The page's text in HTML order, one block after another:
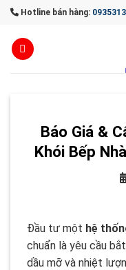
Skip
content
Hotline bán hàng:
Báo Giá &
Khói Bếp
Đầu tư một hệ
chuẩn là yêu cầu
dầu mỡ và nhiệt